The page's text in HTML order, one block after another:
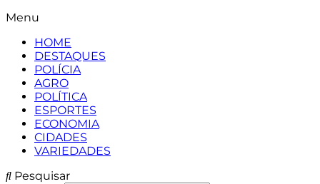
Menu
HOME
DESTAQUES
POLÍCIA
AGRO
POLÍTICA
ESPORTES
ECONOMIA
CIDADES
VARIEDADES
Pesquisar